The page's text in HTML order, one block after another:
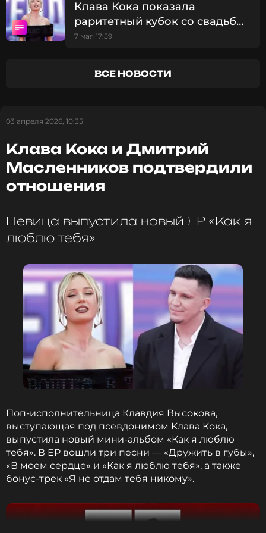
Instagram Клавы Коки (запрещенная в России соцсеть;
принадлежит компании Meta, признанной
экстремистской организацией и запрещенной в РФ)
Ее жених, в свою очередь, тоже поделился селфи,
сделанным вместе с новоиспеченными мужем и
женой, при этом поп-звезда нежно обнимала его
за плечи.«Будьте счастливы, дорогие. Вы
созданы друг для друга! Передали нам
Дмитрия Масленникова.
Клава Кока показала
раритетный кубок со свадьбы
принцессы Дианы: «Один из
7 мая 17:59
ВСЕ НОВОСТИ
03 апреля 2026, 10:35
Клава Кока и Дмитрий
Масленников подтвердили
отношения
Певица выпустила новый EP «Как я
люблю тебя»
Поп-исполнительница Клавдия Высокова,
выступающая под псевдонимом Клава Кока,
выпустила новый мини-альбом «Как я люблю
тебя». В EP вошли три песни — «Дружить в губы»,
«В моем сердце» и «Как я люблю тебя», а также
бонус-трек «Я не отдам тебя никому».